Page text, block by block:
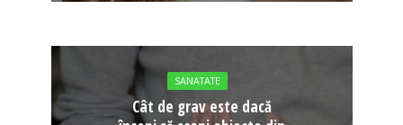
SANATATE
Cât de grav este dacă